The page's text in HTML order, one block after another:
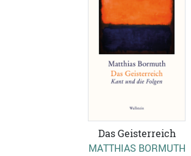
Das Geisterreich
MATTHIAS BORMUTH